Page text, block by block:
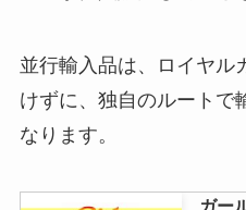
並行輸入品は、ロイヤル
けずに、独自のルートで
なります。
ガー